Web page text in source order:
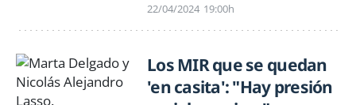
22/04/2024 19:00h
Los MIR que se quedan
'en casita': "Hay presión